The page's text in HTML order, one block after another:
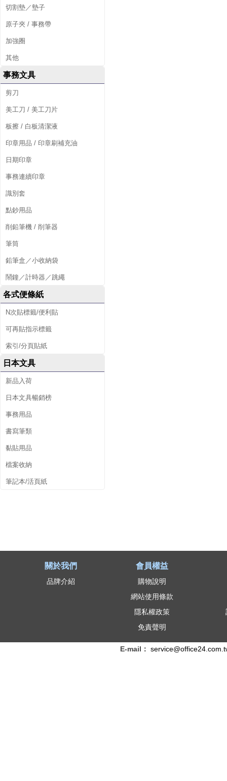
切割墊／墊子
原子夾 / 事務帶
加強圈
其他
事務文具
剪刀
美工刀 / 美工刀片
板擦 / 白板清潔液
印章用品 / 印章刷補充油
日期印章
事務連續印章
識別套
點鈔用品
削鉛筆機 / 削筆器
筆筒
鉛筆盒／小收納袋
鬧鐘／計時器／跳繩
各式便條紙
N次貼標籤/便利貼
可再貼指示標籤
索引/分頁貼紙
日本文具
新品入荷
日本文具暢銷榜
事務用品
書寫筆類
黏貼用品
檔案收納
筆記本/活頁紙
關於我們
品牌介紹
會員權益
購物說明
網站使用條款
隱私權政策
免責聲明
E-mail：